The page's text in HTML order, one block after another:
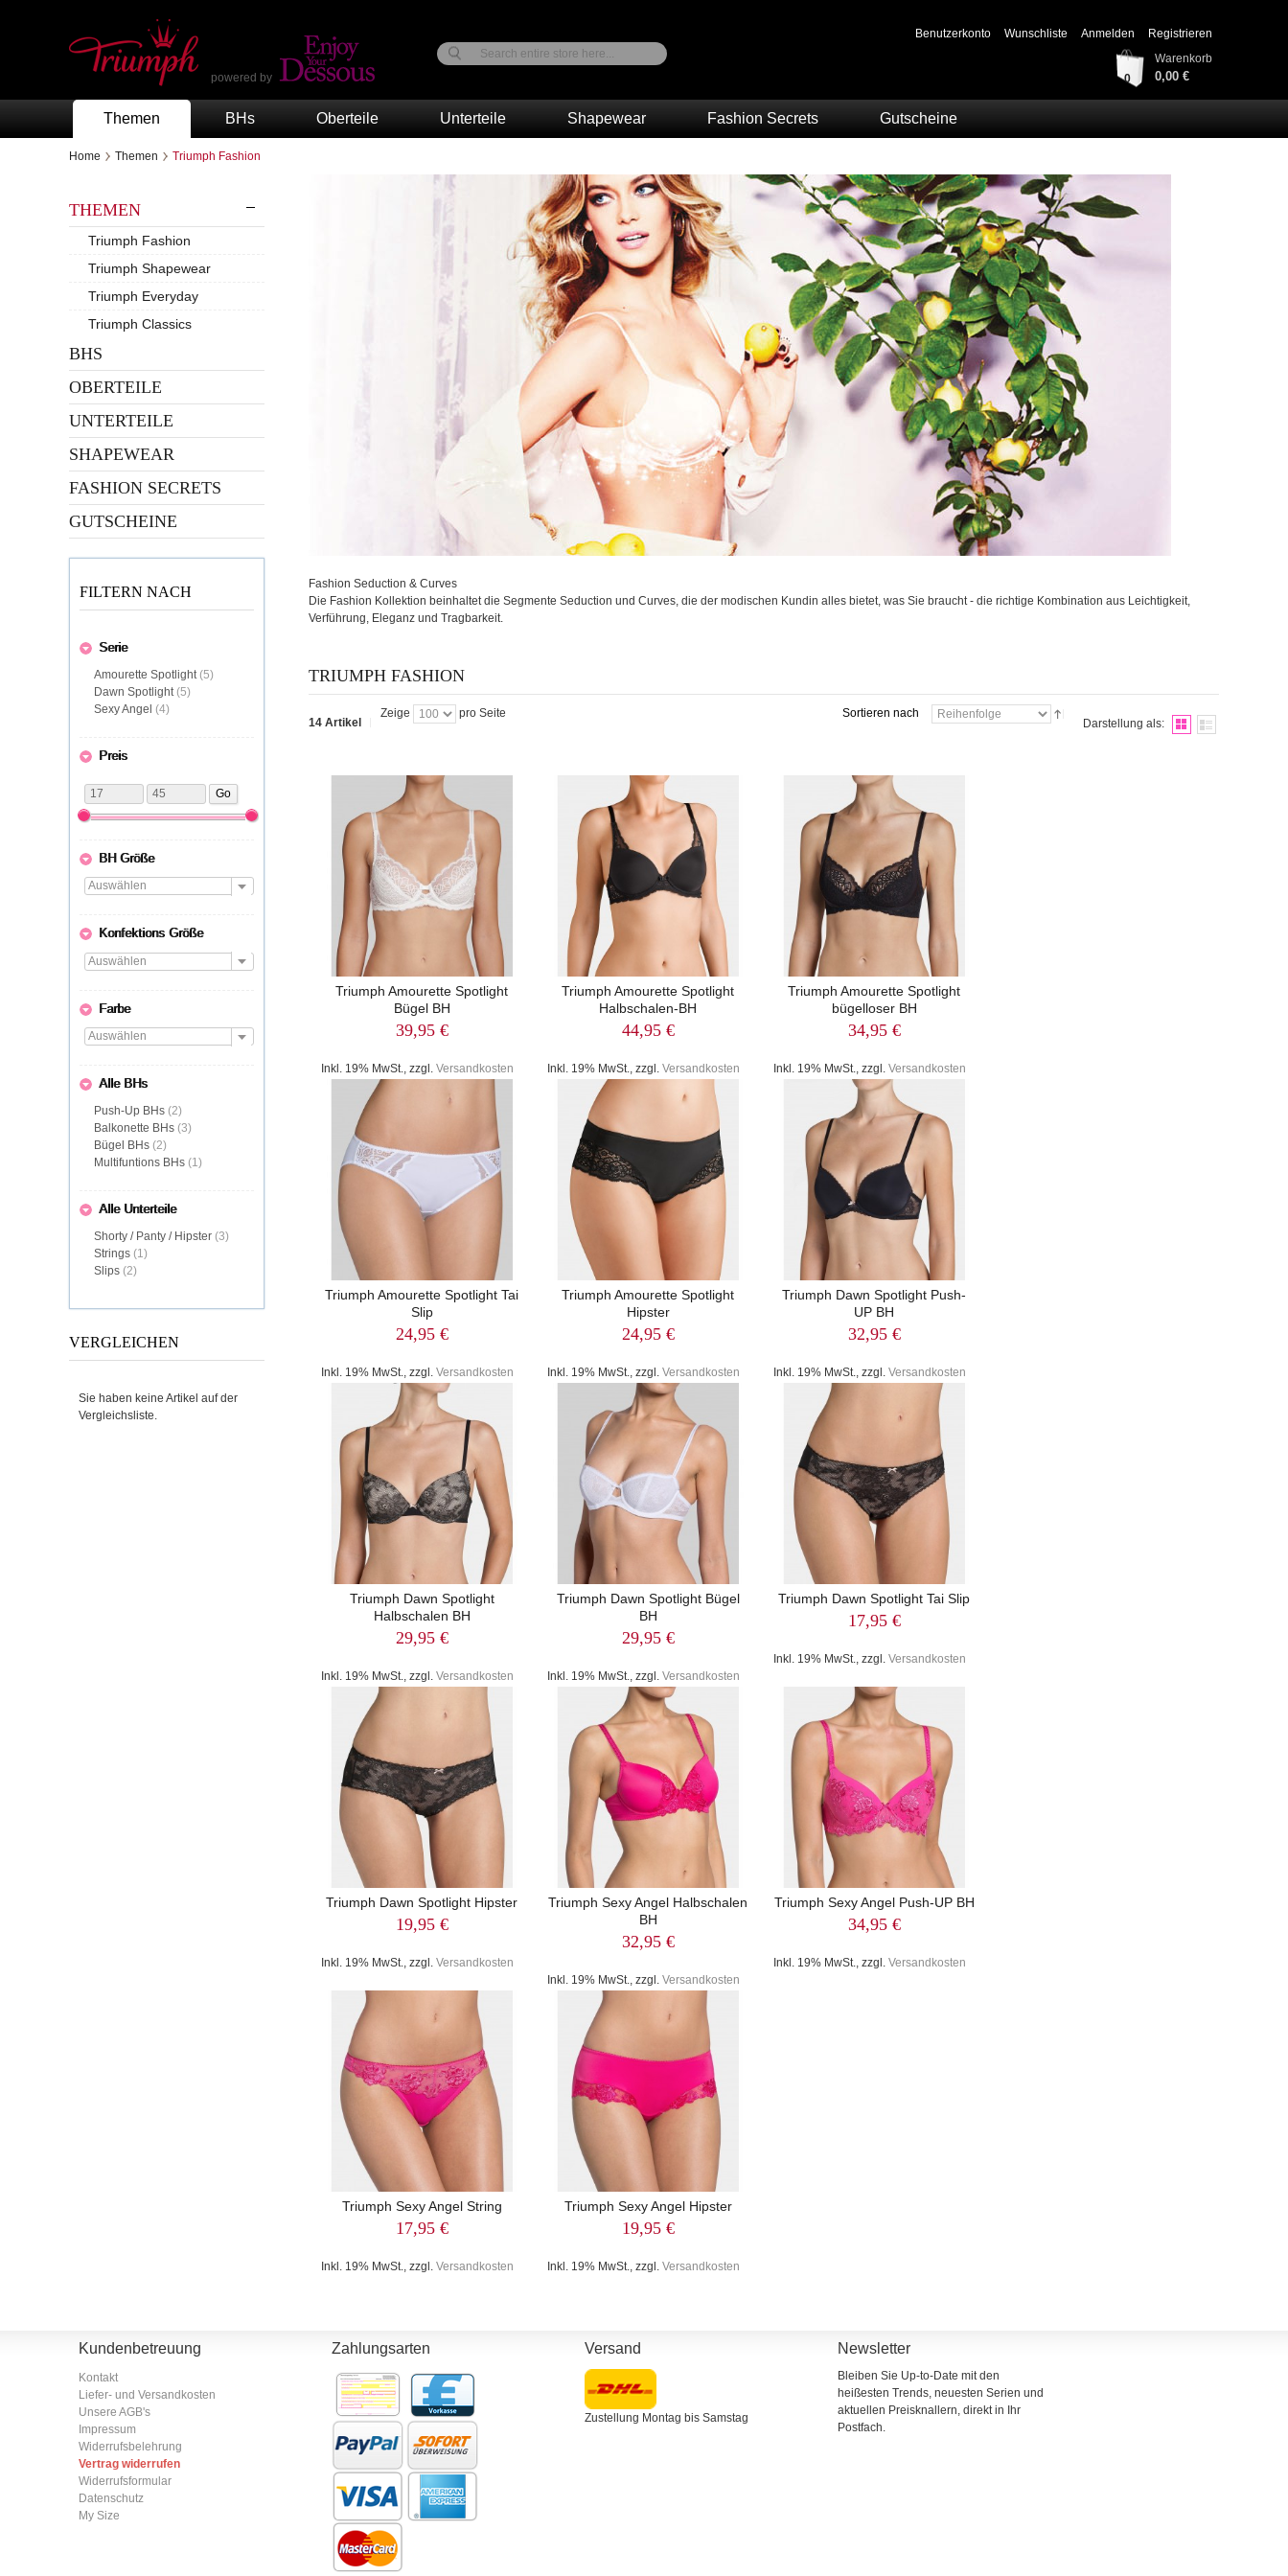
powered by
Benutzerkonto Wunschliste Anmelden Registrieren
0
Warenkorb
0,00 €
Themen BHs Oberteile Unterteile Shapewear Fashion Secrets Gutscheine
Home Themen Triumph Fashion
Fashion Seduction & Curves
Die Fashion Kollektion beinhaltet die Segmente Seduction und Curves, die der modischen Kundin alles bietet, was Sie braucht - die richtige Kombination aus Leichtigkeit,
Verführung, Eleganz und Tragbarkeit.
TRIUMPH FASHION
14 Artikel
Zeige pro Seite
Darstellung als:
Sortieren nach
Triumph Amourette Spotlight
Bügel BH
39,95 €
Inkl. 19% MwSt., zzgl. Versandkosten
Triumph Amourette Spotlight
Halbschalen-BH
44,95 €
Inkl. 19% MwSt., zzgl. Versandkosten
Triumph Amourette Spotlight
bügelloser BH
34,95 €
Inkl. 19% MwSt., zzgl. Versandkosten
Triumph Amourette Spotlight Tai
Slip
24,95 €
Inkl. 19% MwSt., zzgl. Versandkosten
Triumph Amourette Spotlight
Hipster
24,95 €
Inkl. 19% MwSt., zzgl. Versandkosten
Triumph Dawn Spotlight Push-
UP BH
32,95 €
Inkl. 19% MwSt., zzgl. Versandkosten
Triumph Dawn Spotlight
Halbschalen BH
29,95 €
Inkl. 19% MwSt., zzgl. Versandkosten
Triumph Dawn Spotlight Bügel
BH
29,95 €
Inkl. 19% MwSt., zzgl. Versandkosten
Triumph Dawn Spotlight Tai Slip
17,95 €
Inkl. 19% MwSt., zzgl. Versandkosten
Triumph Dawn Spotlight Hipster
19,95 €
Inkl. 19% MwSt., zzgl. Versandkosten
Triumph Sexy Angel Halbschalen
BH
32,95 €
Inkl. 19% MwSt., zzgl. Versandkosten
Triumph Sexy Angel Push-UP BH
34,95 €
Inkl. 19% MwSt., zzgl. Versandkosten
Triumph Sexy Angel String
17,95 €
Inkl. 19% MwSt., zzgl. Versandkosten
Triumph Sexy Angel Hipster
19,95 €
Inkl. 19% MwSt., zzgl. Versandkosten
THEMEN
Triumph Fashion
Triumph Shapewear
Triumph Everyday
Triumph Classics
BHS
OBERTEILE
UNTERTEILE
SHAPEWEAR
FASHION SECRETS
GUTSCHEINE
FILTERN NACH
Serie
Amourette Spotlight (5)
Dawn Spotlight (5)
Sexy Angel (4)
Preis
Go
BH Größe
Konfektions Größe
Farbe
Alle BHs
Push-Up BHs (2)
Balkonette BHs (3)
Bügel BHs (2)
Multifuntions BHs (1)
Alle Unterteile
Shorty / Panty / Hipster (3)
Strings (1)
Slips (2)
VERGLEICHEN
Sie haben keine Artikel auf der
Vergleichsliste.
Kundenbetreuung
Kontakt
Liefer- und Versandkosten
Unsere AGB's
Impressum
Widerrufsbelehrung
Vertrag widerrufen
Widerrufsformular
Datenschutz
My Size
Zahlungsarten Versand
Zustellung Montag bis Samstag
Newsletter
Bleiben Sie Up-to-Date mit den
heißesten Trends, neuesten Serien und
aktuellen Preisknallern, direkt in Ihr
Postfach.